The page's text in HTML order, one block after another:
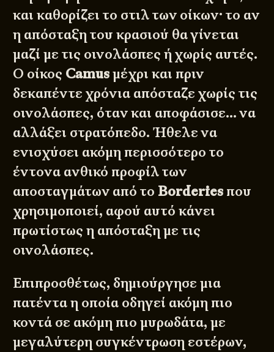
και καθορίζει το στιλ των οίκων· το αν
η απόσταξη του κρασιού θα γίνεται
μαζί με τις οινολάσπες ή χωρίς αυτές.
Ο οίκος Camusμέχρι και πριν
δεκαπέντε χρόνια απόσταζε χωρίς τις
οινολάσπες, όταν και αποφάσισε… να
αλλάξει στρατόπεδο. Ήθελε να
ενισχύσει ακόμη περισσότερο το
έντονα ανθικό προφίλ των
αποσταγμάτων από το Borderies που
χρησιμοποιεί, αφού αυτό κάνει
πρωτίστως η απόσταξη με τις
οινολάσπες.
Επιπροσθέτως, δημιούργησε μια
πατέντα η οποία οδηγεί ακόμη πιο
κοντά σε ακόμη πιο μυρωδάτα, με
μεγαλύτερη συγκέντρωση εστέρων,